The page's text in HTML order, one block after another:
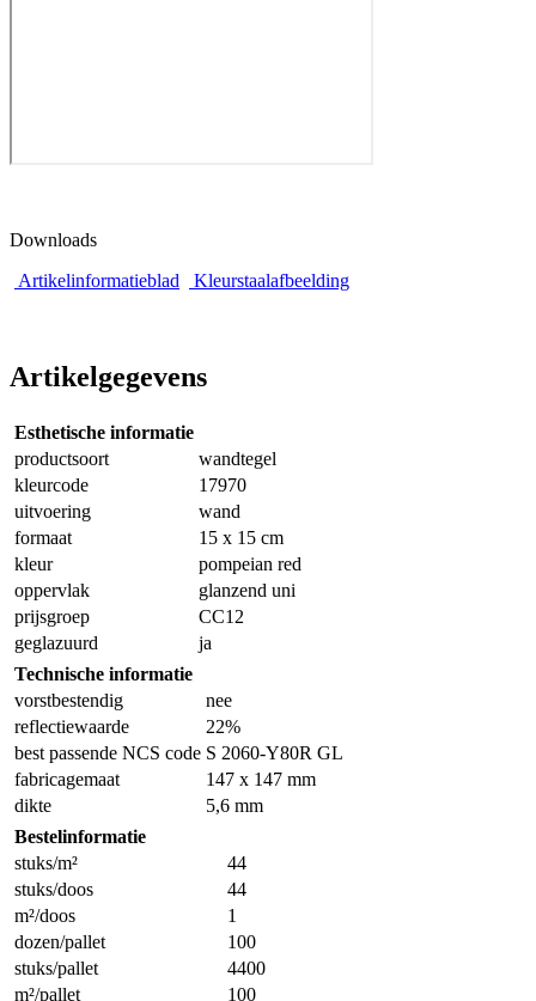
Downloads
Artikelinformatieblad
Kleurstaalafbeelding
Artikelgegevens
Esthetische informatie
productsoort
wandtegel
kleurcode
17970
uitvoering
wand
formaat
15 x 15 cm
kleur
pompeian red
oppervlak
glanzend uni
prijsgroep
CC12
geglazuurd
ja
Technische informatie
vorstbestendig
nee
reflectiewaarde
22%
best passende NCS code S 2060-Y80R GL
fabricagemaat
147 x 147 mm
dikte
5,6 mm
Bestelinformatie
stuks/m²
44
stuks/doos
44
m²/doos
1
dozen/pallet
100
stuks/pallet
4400
m²/pallet
100